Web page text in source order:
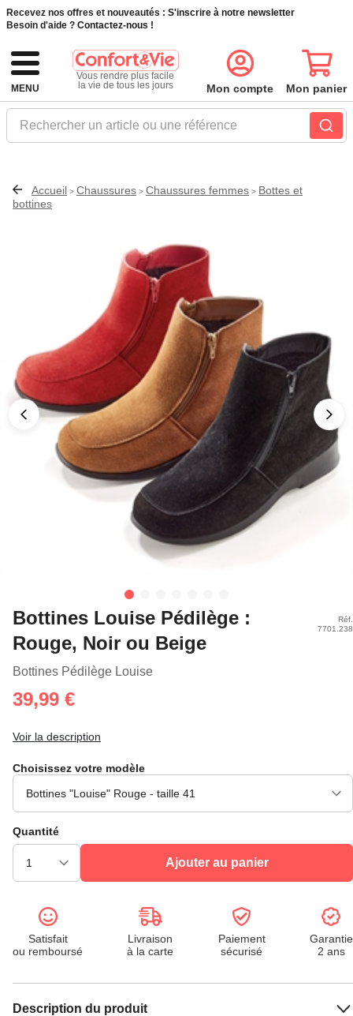
Recevez nos offres et nouveautés : S'inscrire à notre newsletter
Besoin d'aide ? Contactez-nous !
MENU
Vous rendre plus facile
la vie de tous les jours
Rechercher un article ou une référence
Mon compte Mon panier
Accueil > Chaussures > Chaussures femmes > Bottes et
bottines
Bottines Louise Pédilège :
Rouge, Noir ou Beige
Bottines Pédilège Louise
Réf.
7701.238
39,99 €
Voir la description
Choisissez votre modèle
Quantité
Ajouter au panier
Satisfait
ou remboursé
Livraison
à la carte
Paiement
sécurisé
Garantie
2 ans
Description du produit